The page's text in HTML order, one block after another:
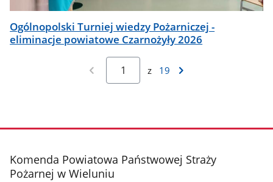
Ogólnopolski Turniej wiedzy Pożarniczej -
eliminacje powiatowe Czarnożyły 2026
z 19
stopka
Komenda Powiatowa Państwowej Straży
Pożarnej w Wieluniu